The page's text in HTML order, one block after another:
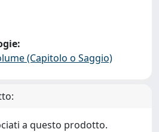
(Capitolo o Saggio)
a questo prodotto.